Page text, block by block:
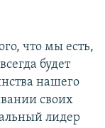
что мы есть,
будет
нашего
своих
лидер